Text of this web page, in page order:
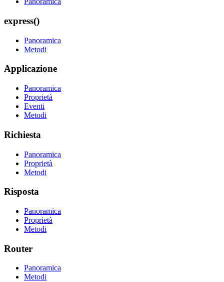
express()
Panoramica
Metodi
Applicazione
Panoramica
Proprietà
Eventi
Metodi
Richiesta
Panoramica
Proprietà
Metodi
Risposta
Panoramica
Proprietà
Metodi
Router
Panoramica
Metodi